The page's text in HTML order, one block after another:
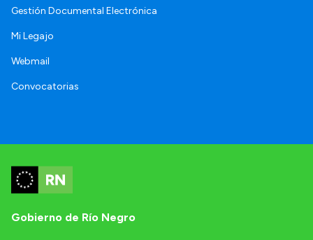
Gestión Documental Electrónica
Mi Legajo
Webmail
Convocatorias
Gobierno de Río Negro